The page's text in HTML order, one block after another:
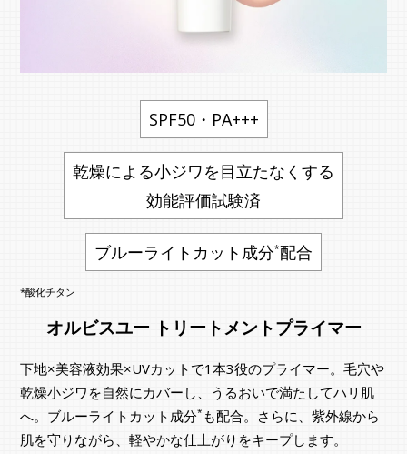
SPF50・PA+++
乾燥による小ジワを目立たなくする
効能評価試験済
ブルーライトカット成分*配合
*酸化チタン
オルビスユー トリートメントプライマー
下地×美容液効果×UVカットで1本3役のプライマー。毛穴や
乾燥小ジワを自然にカバーし、うるおいで満たしてハリ肌
へ。ブルーライトカット成分* も配合。さらに、紫外線から
肌を守りながら、軽やかな仕上がりをキープします。